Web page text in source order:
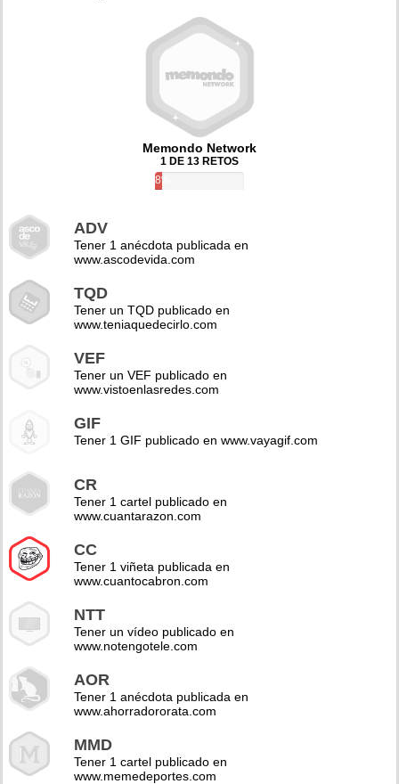
Memondo Network
1 DE 13 RETOS
8%
ADV
Tener 1 anécdota publicada en
www.ascodevida.com
TQD
Tener un TQD publicado en
www.teniaquedecirlo.com
VEF
Tener un VEF publicado en
www.vistoenlasredes.com
GIF
Tener 1 GIF publicado en www.vayagif.com
CR
Tener 1 cartel publicado en
www.cuantarazon.com
CC
Tener 1 viñeta publicada en
www.cuantocabron.com
NTT
Tener un vídeo publicado en
www.notengotele.com
AOR
Tener 1 anécdota publicada en
www.ahorradororata.com
MMD
Tener 1 cartel publicado en
www.memedeportes.com